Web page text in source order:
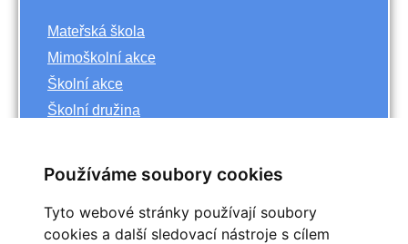
Používáme soubory cookies
Tyto webové stránky používají soubory
cookies a další sledovací nástroje s cílem
Mateřská škola
Mimoškolní akce
Školní akce
Školní družina
<< říjen